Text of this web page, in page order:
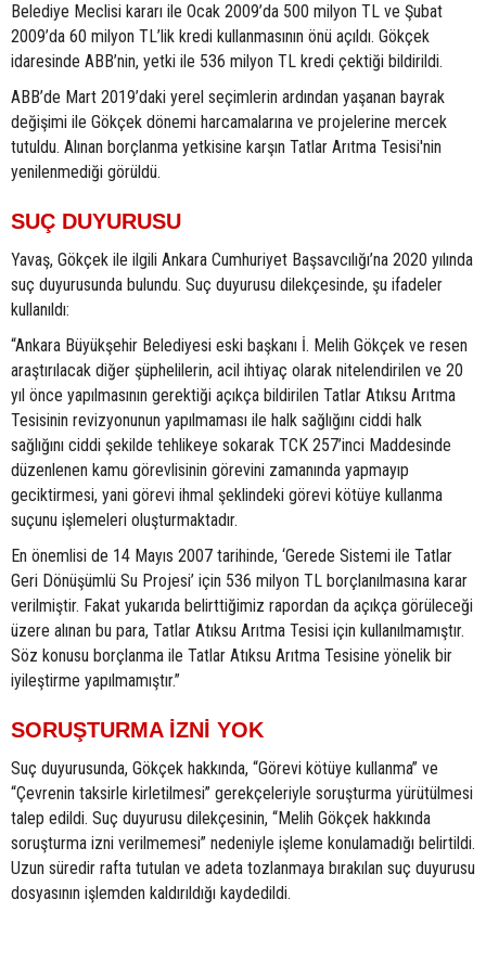
Belediye Meclisi kararı ile Ocak 2009’da 500 milyon TL ve Şubat
2009’da 60 milyon TL’lik kredi kullanmasının önü açıldı. Gökçek
idaresinde ABB’nin, yetki ile 536 milyon TL kredi çektiği bildirildi.
ABB’de Mart 2019’daki yerel seçimlerin ardından yaşanan bayrak
değişimi ile Gökçek dönemi harcamalarına ve projelerine mercek
tutuldu. Alınan borçlanma yetkisine karşın Tatlar Arıtma Tesisi'nin
yenilenmediği görüldü.
SUÇ DUYURUSU
Yavaş, Gökçek ile ilgili Ankara Cumhuriyet Başsavcılığı’na 2020 yılında
suç duyurusunda bulundu. Suç duyurusu dilekçesinde, şu ifadeler
kullanıldı:
“Ankara Büyükşehir Belediyesi eski başkanı İ. Melih Gökçek ve resen
araştırılacak diğer şüphelilerin, acil ihtiyaç olarak nitelendirilen ve 20
yıl önce yapılmasının gerektiği açıkça bildirilen Tatlar Atıksu Arıtma
Tesisinin revizyonunun yapılmaması ile halk sağlığını ciddi halk
sağlığını ciddi şekilde tehlikeye sokarak TCK 257’inci Maddesinde
düzenlenen kamu görevlisinin görevini zamanında yapmayıp
geciktirmesi, yani görevi ihmal şeklindeki görevi kötüye kullanma
suçunu işlemeleri oluşturmaktadır.
En önemlisi de 14 Mayıs 2007 tarihinde, ‘Gerede Sistemi ile Tatlar
Geri Dönüşümlü Su Projesi’ için 536 milyon TL borçlanılmasına karar
verilmiştir. Fakat yukarıda belirttiğimiz rapordan da açıkça görüleceği
üzere alınan bu para, Tatlar Atıksu Arıtma Tesisi için kullanılmamıştır.
Söz konusu borçlanma ile Tatlar Atıksu Arıtma Tesisine yönelik bir
iyileştirme yapılmamıştır.”
SORUŞTURMA İZNİ YOK
Suç duyurusunda, Gökçek hakkında, “Görevi kötüye kullanma” ve
“Çevrenin taksirle kirletilmesi” gerekçeleriyle soruşturma yürütülmesi
talep edildi. Suç duyurusu dilekçesinin, “Melih Gökçek hakkında
soruşturma izni verilmemesi” nedeniyle işleme konulamadığı belirtildi.
Uzun süredir rafta tutulan ve adeta tozlanmaya bırakılan suç duyurusu
dosyasının işlemden kaldırıldığı kaydedildi.